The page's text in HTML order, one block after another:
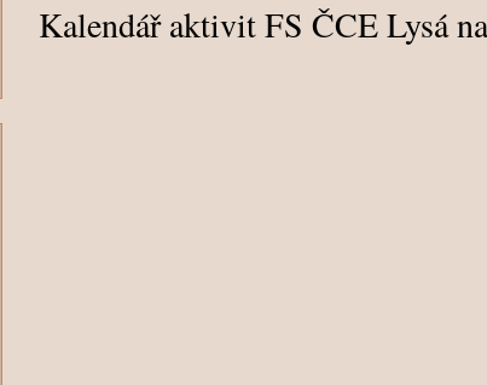
Kalendář aktivit FS ČCE Lysá